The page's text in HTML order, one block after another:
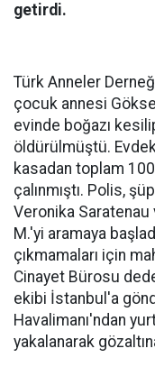
getirdi.
Türk Anneler
çocuk annesi
evinde boğazı
öldürülmüştü.
kasadan toplam
çalınmıştı. Polis,
Veronika
M.'yi aramaya
çıkmamaları için
Cinayet Bürosu
ekibi İstanbul'a
Havalimanı'ndan
yakalanarak